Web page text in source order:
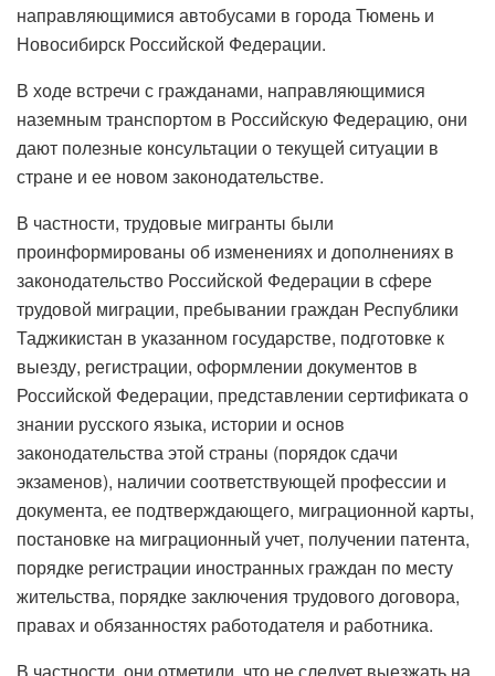
направляющимися автобусами в города Тюмень и
Новосибирск Российской Федерации.
В ходе встречи с гражданами, направляющимися
наземным транспортом в Российскую Федерацию, они
дают полезные консультации о текущей ситуации в
стране и ее новом законодательстве.
В частности, трудовые мигранты были
проинформированы об изменениях и дополнениях в
законодательство Российской Федерации в сфере
трудовой миграции, пребывании граждан Республики
Таджикистан в указанном государстве, подготовке к
выезду, регистрации, оформлении документов в
Российской Федерации, представлении сертификата о
знании русского языка, истории и основ
законодательства этой страны (порядок сдачи
экзаменов), наличии соответствующей профессии и
документа, ее подтверждающего, миграционной карты,
постановке на миграционный учет, получении патента,
порядке регистрации иностранных граждан по месту
жительства, порядке заключения трудового договора,
правах и обязанностях работодателя и работника.
В частности, они отметили, что не следует выезжать на